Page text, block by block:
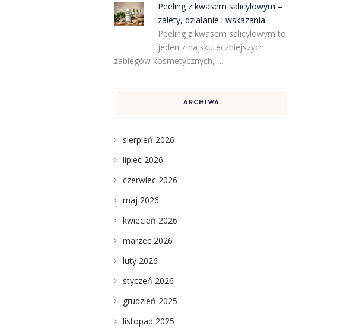
Peeling z kwasem salicylowym –
zalety, działanie i wskazania
Peeling z kwasem salicylowym to
jeden z najskuteczniejszych
zabiegów kosmetycznych, …
ARCHIWA
sierpień 2026
lipiec 2026
czerwiec 2026
maj 2026
kwiecień 2026
marzec 2026
luty 2026
styczeń 2026
grudzień 2025
listopad 2025